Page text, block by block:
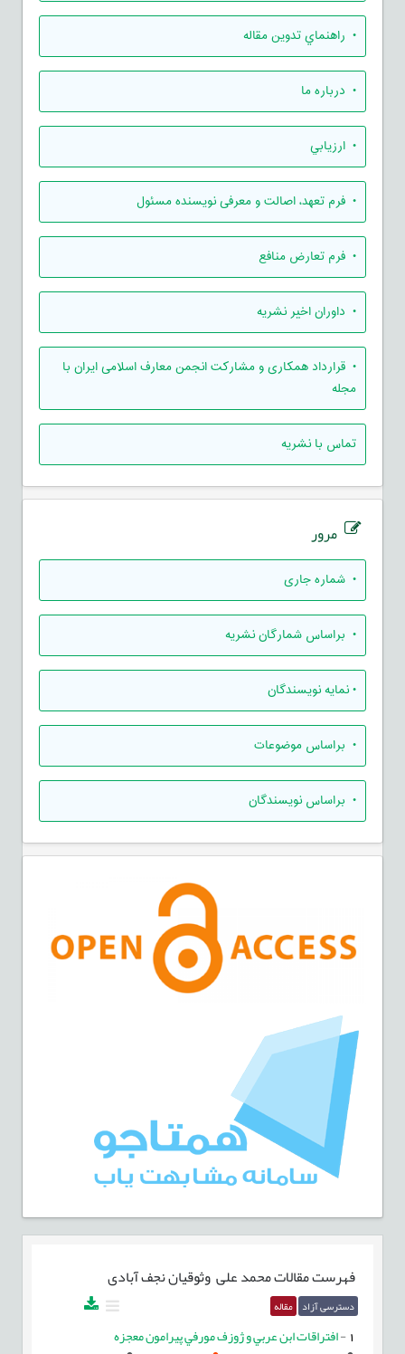
• راهنماي تدوين مقاله
• درباره ما
• ارزيابي
• فرم تعهد، اصالت و معرفی نویسنده مسئول
• فرم تعارض منافع
• داوران اخیر نشریه
• قرارداد همکاری و مشارکت انجمن معارف اسلامی ایران با
مجله
تماس با نشریه
مرور
• شماره جاری
• براساس شمارگان نشریه
•نمایه نویسندگان
• براساس موضوعات
• براساس نویسندگان
فهرست مقالاتمحمد علی وثوقیان نجف آبادی
دسترسی آزاد مقاله
-افتراقات ابن عربي و ژوزف مورفي پيرامون معجزه